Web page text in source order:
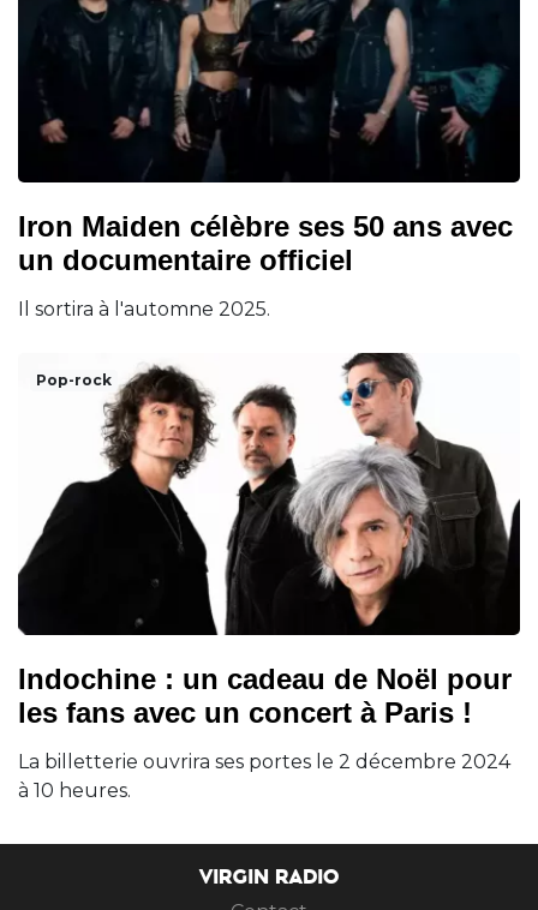
Iron Maiden célèbre ses 50 ans avec
un documentaire officiel
Il sortira à l'automne 2025.
Pop-rock
Indochine : un cadeau de Noël pour
les fans avec un concert à Paris !
La billetterie ouvrira ses portes le 2 décembre 2024
à 10 heures.
VIRGIN RADIO